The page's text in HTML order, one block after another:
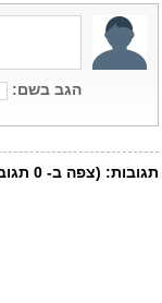
הגב בשם:
תגובות: (צפה ב- 0